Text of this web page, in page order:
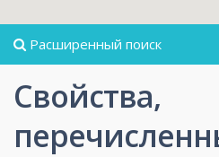
Расширенный поиск
Свойства,